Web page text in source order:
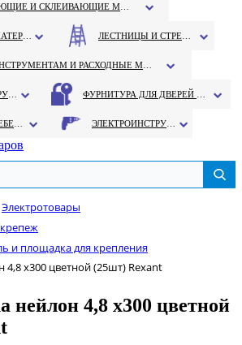
Электротовары
и площадка для крепления
4,8 х300 цветной (25шт) Rexant
нейлон 4,8 х300 цветной